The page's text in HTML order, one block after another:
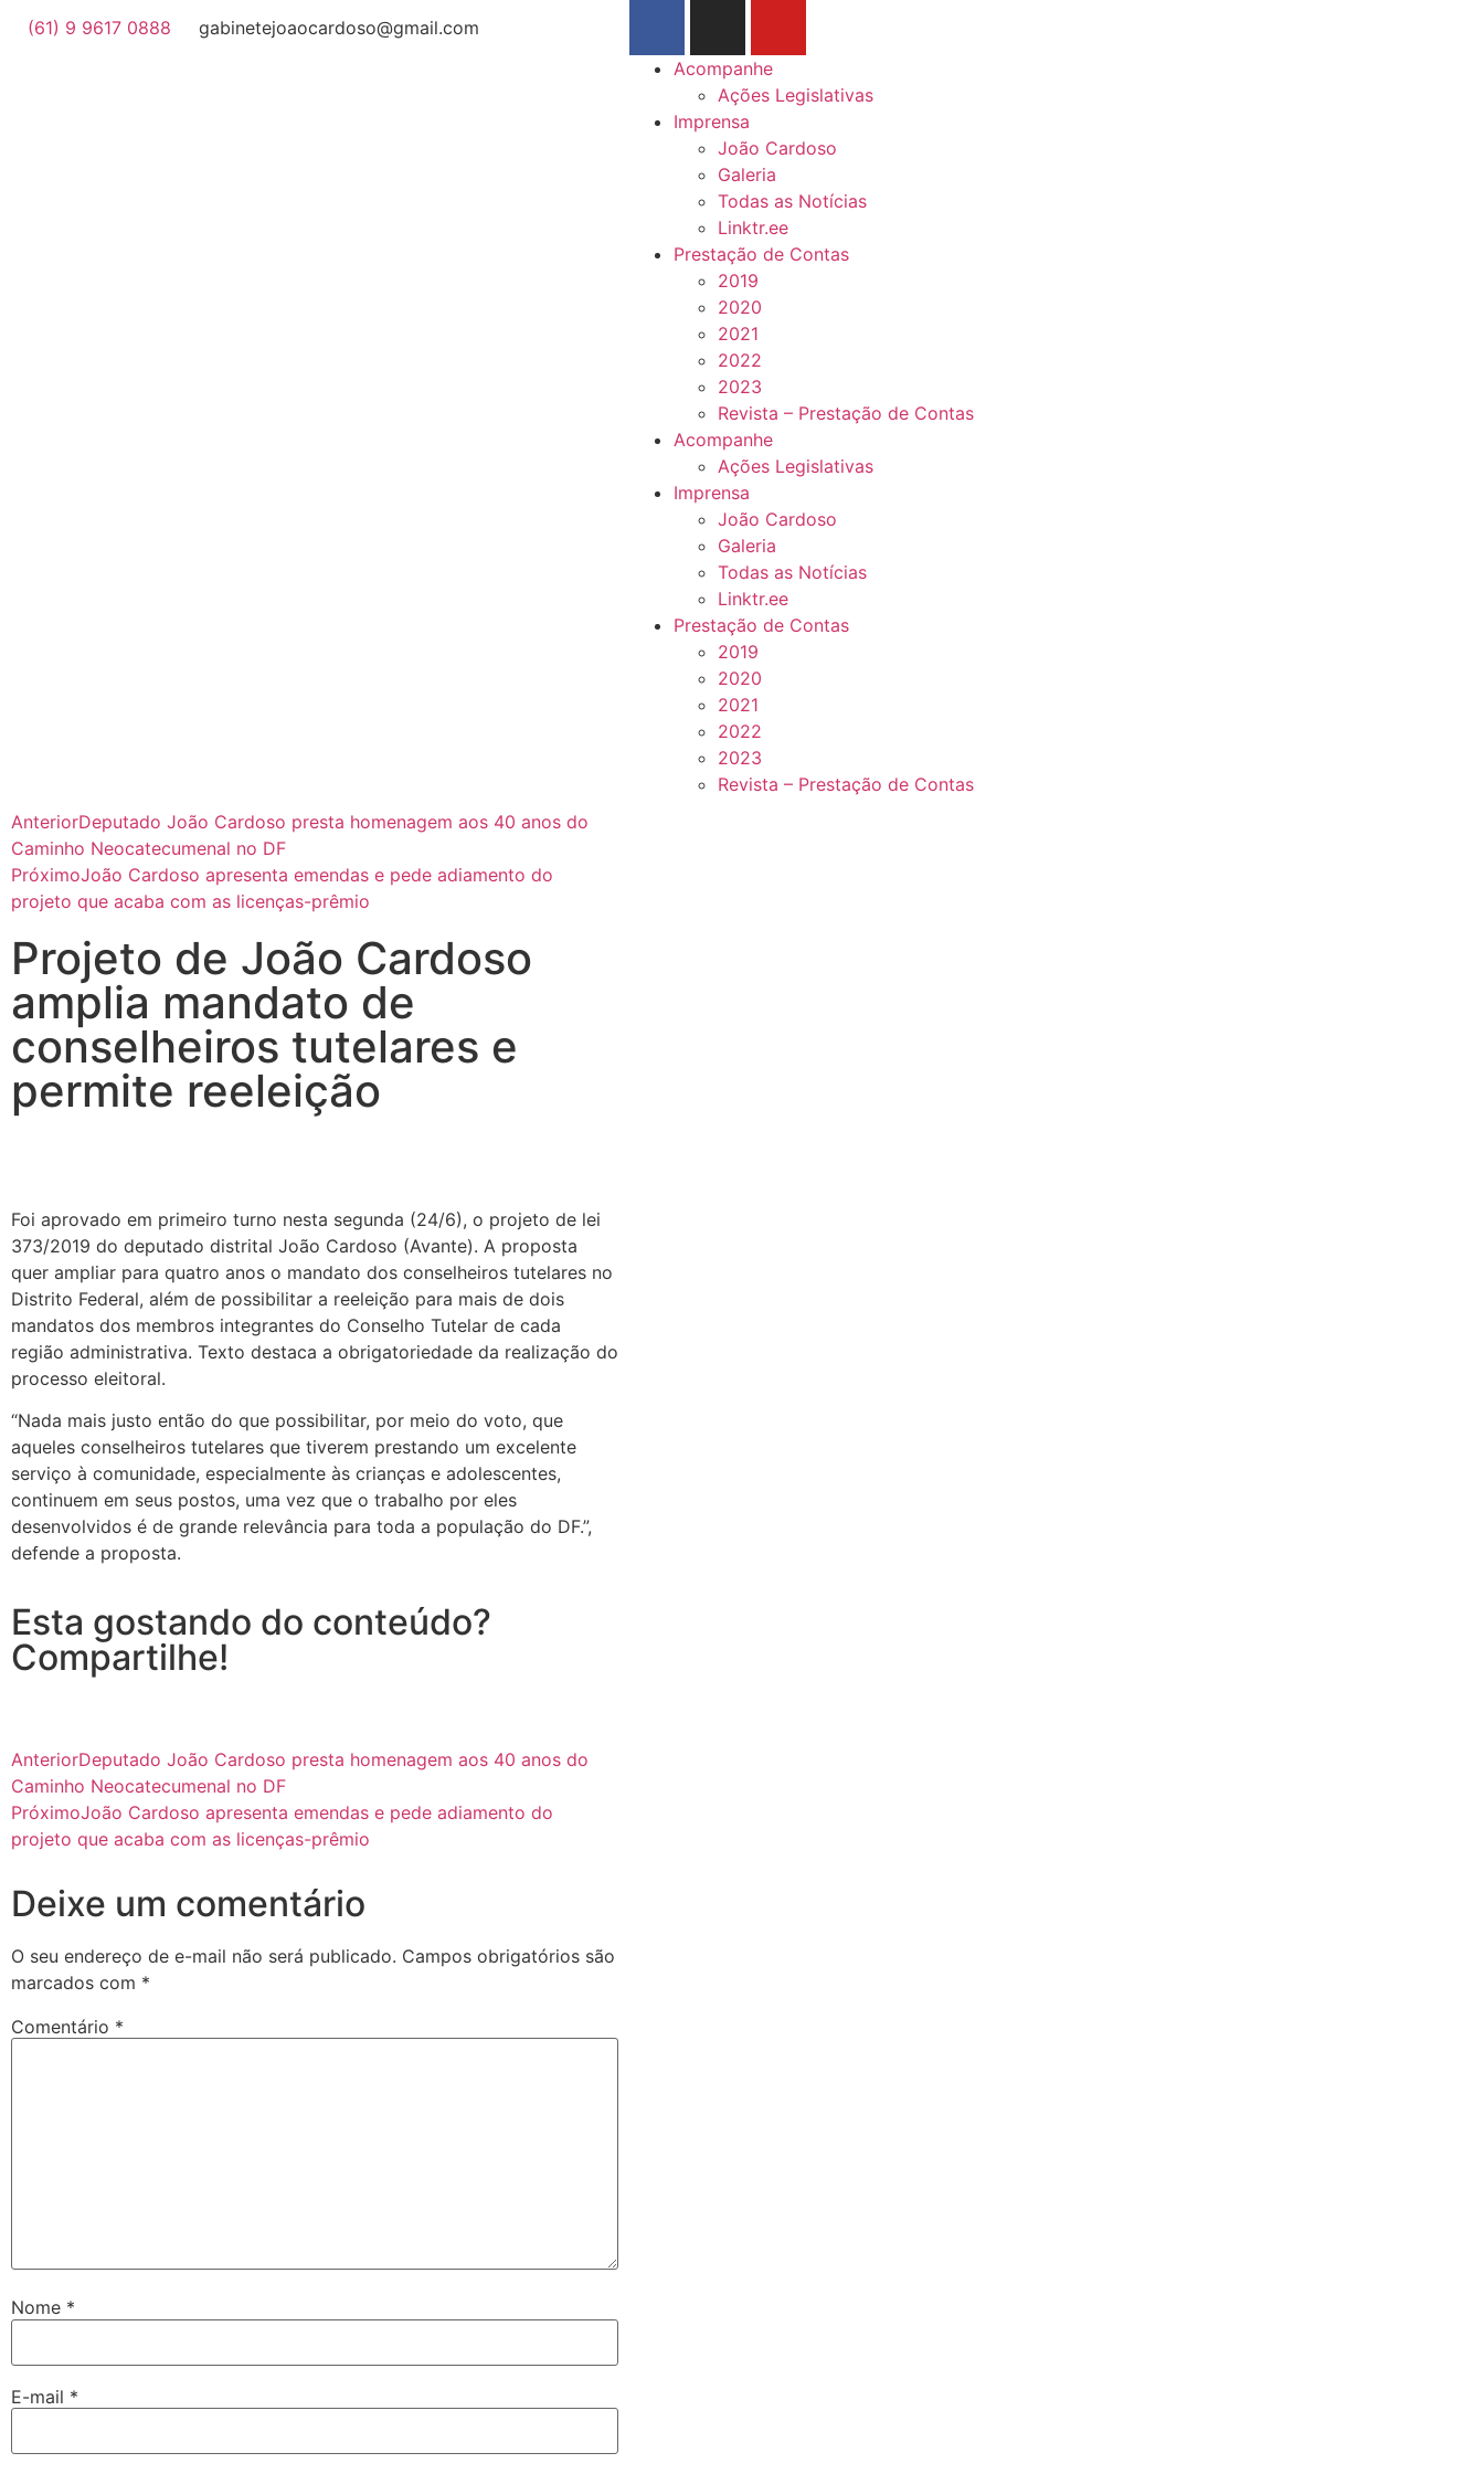
(61) 9 9617 0888
gabinetejoaocardoso@gmail.com
Acompanhe
Ações Legislativas
Imprensa
João Cardoso
Galeria
Todas as Notícias
Linktr.ee
Prestação de Contas
2019
2020
2021
2022
2023
Revista – Prestação de Contas
Acompanhe
Ações Legislativas
Imprensa
João Cardoso
Galeria
Todas as Notícias
Linktr.ee
Prestação de Contas
2019
2020
2021
2022
2023
Revista – Prestação de Contas
AnteriorDeputado João Cardoso presta homenagem aos 40 anos do
Caminho Neocatecumenal no DF
PróximoJoão Cardoso apresenta emendas e pede adiamento do
projeto que acaba com as licenças-prêmio
Projeto de João Cardoso
amplia mandato de
conselheiros tutelares e
permite reeleição
Foi aprovado em primeiro turno nesta segunda (24/6), o projeto de lei
373/2019 do deputado distrital João Cardoso (Avante). A proposta
quer ampliar para quatro anos o mandato dos conselheiros tutelares no
Distrito Federal, além de possibilitar a reeleição para mais de dois
mandatos dos membros integrantes do Conselho Tutelar de cada
região administrativa. Texto destaca a obrigatoriedade da realização do
processo eleitoral.
“Nada mais justo então do que possibilitar, por meio do voto, que
aqueles conselheiros tutelares que tiverem prestando um excelente
serviço à comunidade, especialmente às crianças e adolescentes,
continuem em seus postos, uma vez que o trabalho por eles
desenvolvidos é de grande relevância para toda a população do DF.”,
defende a proposta.
Esta gostando do conteúdo?
Compartilhe!
AnteriorDeputado João Cardoso presta homenagem aos 40 anos do
Caminho Neocatecumenal no DF
PróximoJoão Cardoso apresenta emendas e pede adiamento do
projeto que acaba com as licenças-prêmio
Deixe um comentário
O seu endereço de e-mail não será publicado. Campos obrigatórios são
marcados com *
Comentário *
Nome *
E-mail *